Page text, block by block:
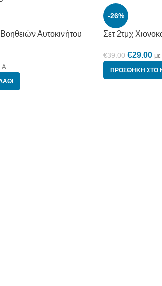
Αυτοκινήτου
-26%
Σετ 2τμχ
€39.00 €29.00
ΠΡΟΣΘΉΚΗ ΣΤΟ